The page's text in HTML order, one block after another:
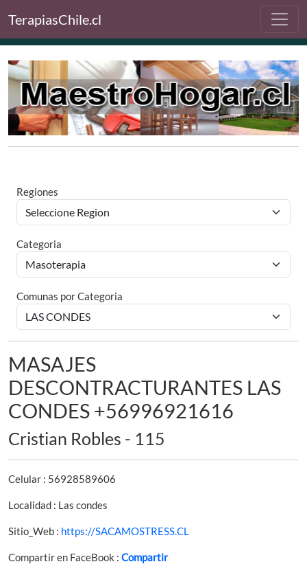
TerapiasChile.cl
Regiones
Categoria
Comunas por Categoria
MASAJES
DESCONTRACTURANTES LAS
CONDES +56996921616
Cristian Robles - 115
Celular : 56928589606
Localidad : Las condes
Sitio_Web : https://SACAMOSTRESS.CL
Compartir en FaceBook : Compartir